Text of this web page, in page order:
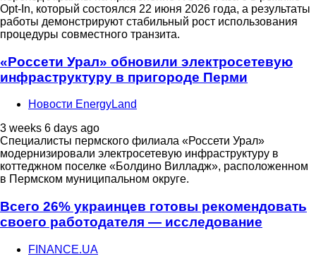
Opt-In, который состоялся 22 июня 2026 года, а результаты
работы демонстрируют стабильный рост использования
процедуры совместного транзита.
«Россети Урал» обновили электросетевую
инфраструктуру в пригороде Перми
Новости EnergyLand
3 weeks 6 days ago
Специалисты пермского филиала «Россети Урал»
модернизировали электросетевую инфраструктуру в
коттеджном поселке «Болдино Вилладж», расположенном
в Пермском муниципальном округе.
Всего 26% украинцев готовы рекомендовать
своего работодателя — исследование
FINANCE.UA